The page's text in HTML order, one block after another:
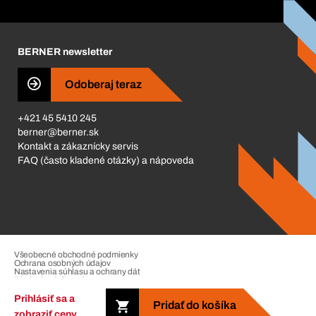
Prihlásiť sa a
Pridať do košíka
Business Conduct
BERNER newsletter
Odoberaj teraz
+421 45 5410 245
berner@berner.sk
Kontakt a zákaznícky servis
FAQ (často kladené otázky) a nápoveda
Všeobecné obchodné podmienky
Ochrana osobných údajov
Nastavenia súhlasu a ochrany dát
Riadenie sťažností